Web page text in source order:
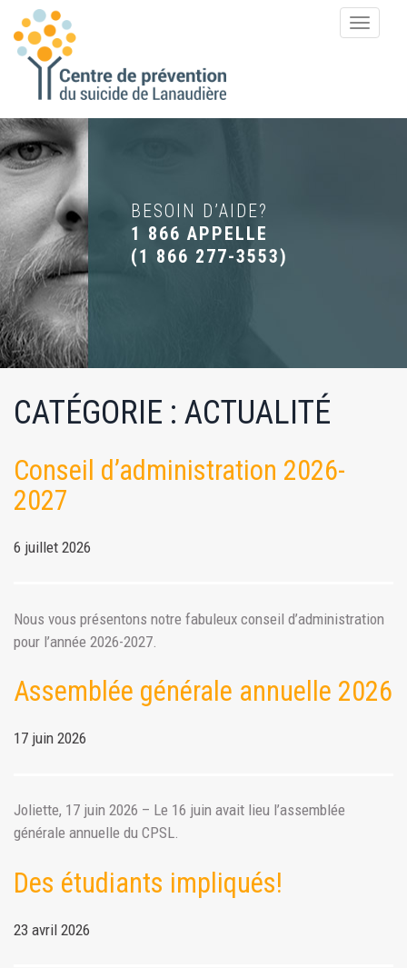
Toggle
BESOIN D’AIDE?
1 866 APPELLE
(1 866 277-3553)
CATÉGORIE : ACTUALITÉ
Conseil d’administration 2026-
2027
6 juillet 2026
Nous vous présentons notre fabuleux conseil d’administration
pour l’année 2026-2027.
Assemblée générale annuelle 2026
17 juin 2026
Joliette, 17 juin 2026 – Le 16 juin avait lieu l’assemblée
générale annuelle du CPSL.
Des étudiants impliqués!
23 avril 2026